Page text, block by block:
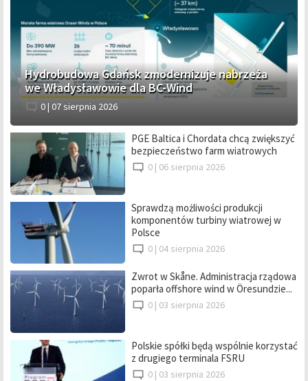
Hydrobudowa Gdańsk zmodernizuje nabrzeża
we Władysławowie dla BC-Wind
0 | 07 sierpnia 2026
PGE Baltica i Chordata chcą zwiększyć
bezpieczeństwo farm wiatrowych
0 | 06 sierpnia 2026
Sprawdzą możliwości produkcji
komponentów turbiny wiatrowej w
Polsce
0 | 04 sierpnia 2026
Zwrot w Skåne. Administracja rządowa
poparła offshore wind w Öresundzie...
0 | 03 sierpnia 2026
Polskie spółki będą wspólnie korzystać
z drugiego terminala FSRU
0 | 03 sierpnia 2026